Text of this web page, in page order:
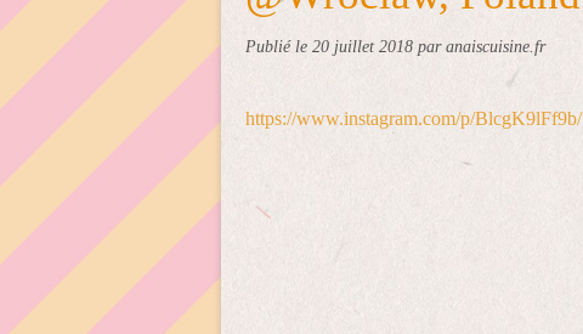
Publié le 20 juillet 2018 par anaiscuisine.fr
https://www.instagram.com/p/BlcgK9lFf9b/